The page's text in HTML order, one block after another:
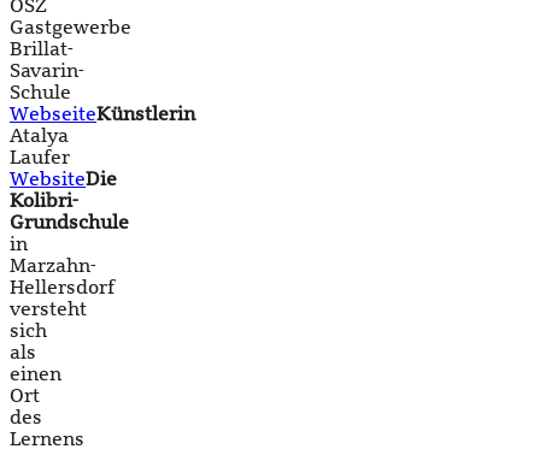
OSZ
Gastgewerbe
Brillat-
Savarin-
Schule
WebseiteKünstlerin
Atalya
Laufer
WebsiteDie
Kolibri-
Grundschule
in
Marzahn-
Hellersdorf
versteht
sich
als
einen
Ort
des
Lernens